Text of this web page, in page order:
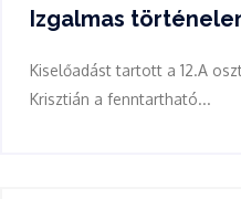
Izgalmas
Kiselőadást tartott a 12.A
Krisztián a fenntartható...